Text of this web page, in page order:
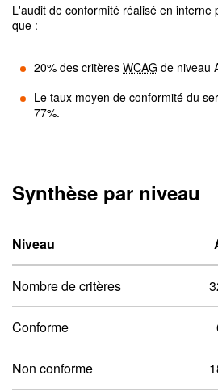
L'audit de conformité réalisé en interne
que :
20% des critères WCAG de niveau
Le taux moyen de conformité du
77%.
Synthèse par niveau
Niveau
Nombre de critères
Conforme
Non conforme